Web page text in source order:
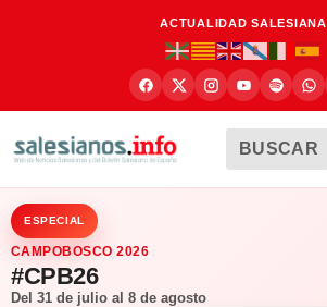
ACTUALIDAD SALESIANA
BUSCAR
ESPECIAL
CAMPOBOSCO 2026
#CPB26
Del 31 de julio al 8 de agosto